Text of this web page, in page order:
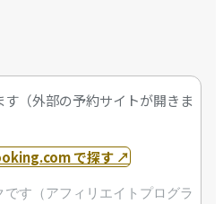
（外部の予約サイトが開きま
で探す ↗
す（アフィリエイトプログラ